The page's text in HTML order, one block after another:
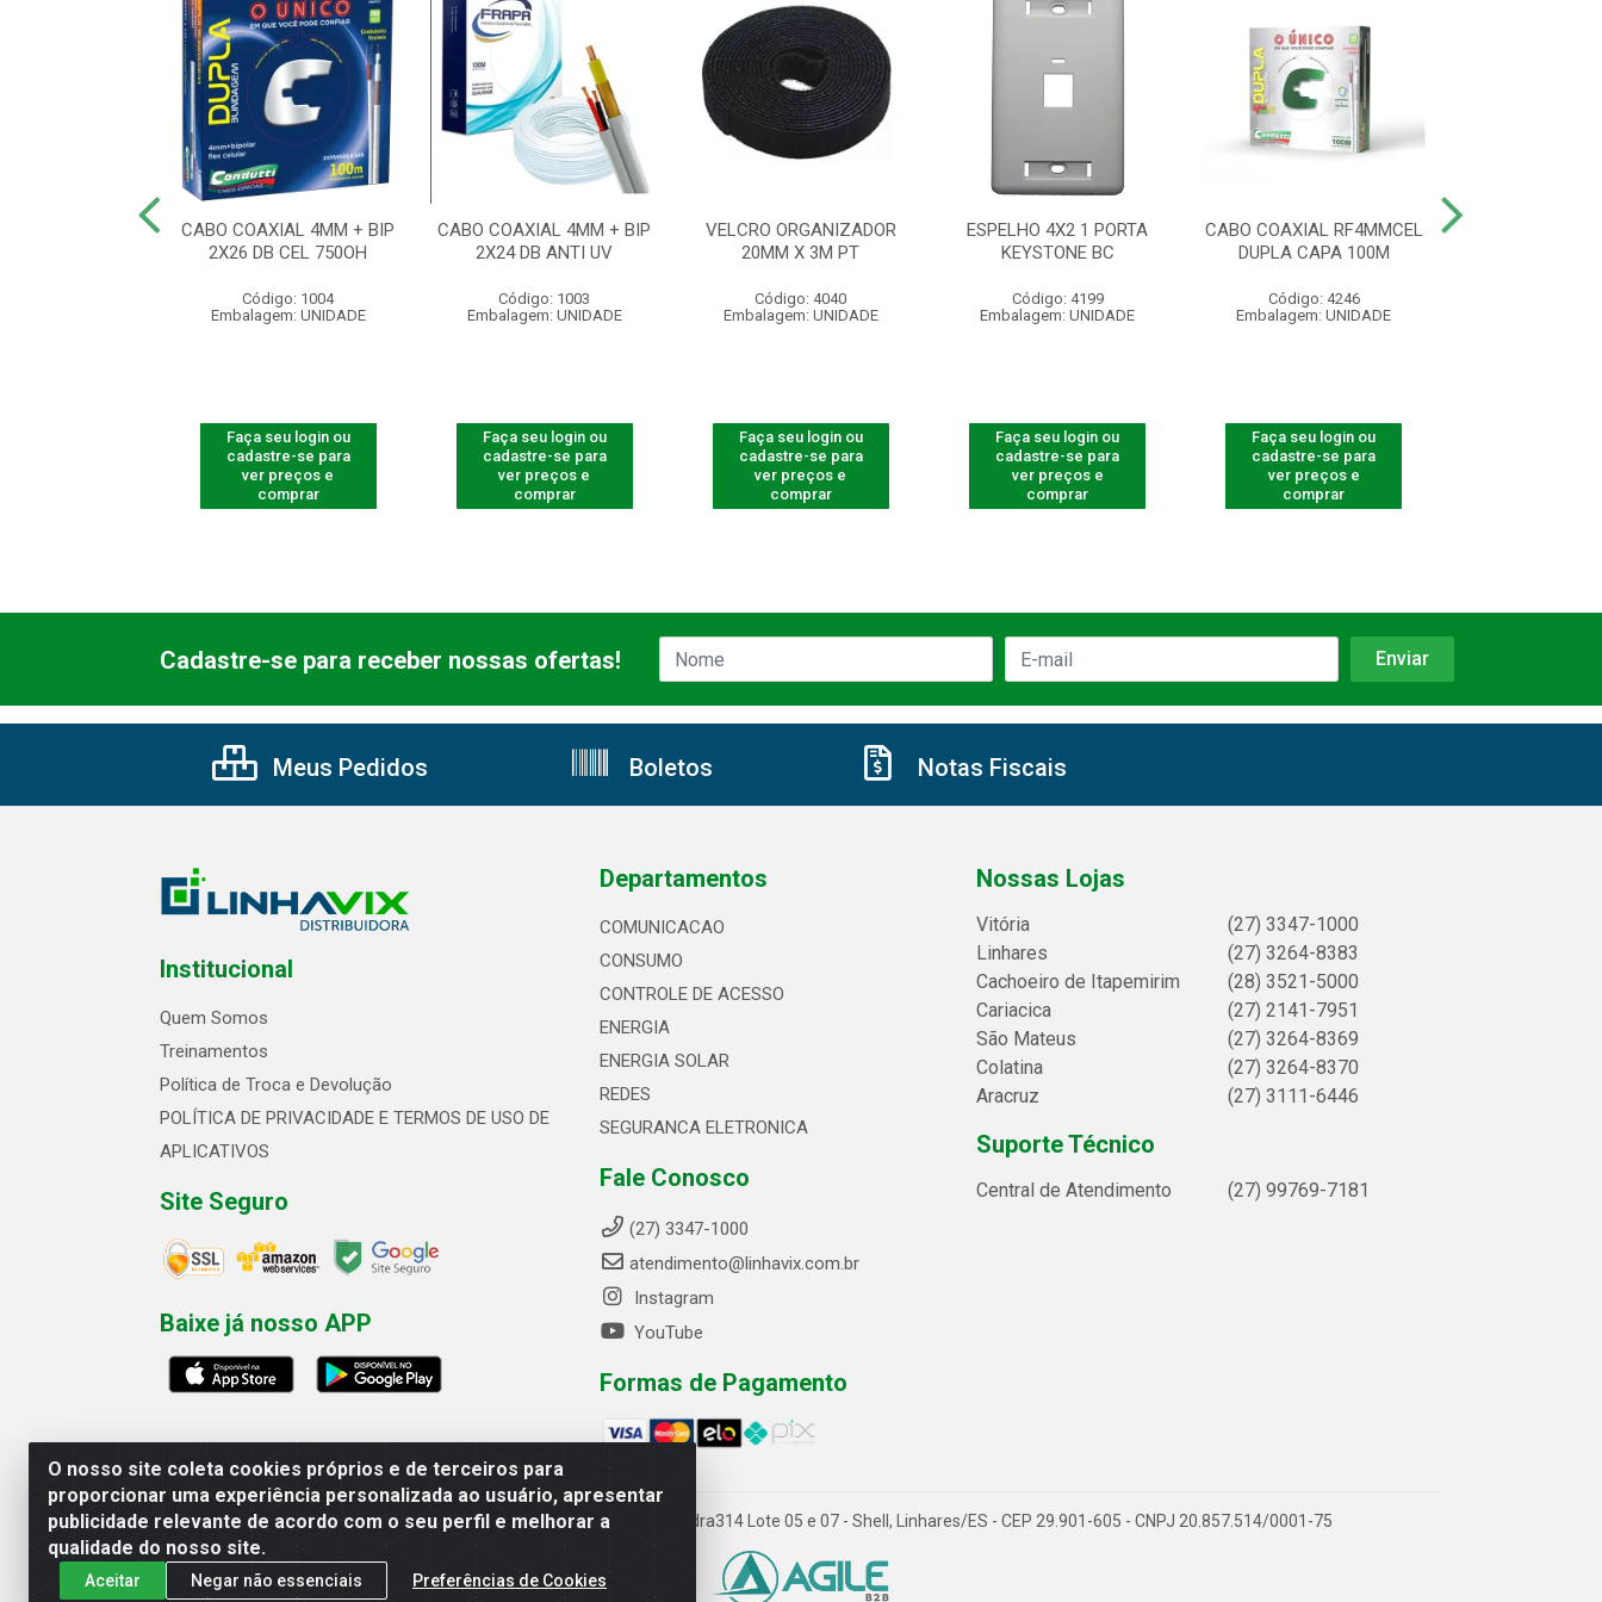
CABO COAXIAL 4MM + BIP
2X26 DB CEL 750OH
Código: 1004
Embalagem: UNIDADE
Faça seu login ou
cadastre-se para
ver preços e
comprar
CABO COAXIAL 4MM + BIP
2X24 DB ANTI UV
Código: 1003
Embalagem: UNIDADE
Faça seu login ou
cadastre-se para
ver preços e
comprar
VELCRO ORGANIZADOR
20MM X 3M PT
Código: 4040
Embalagem: UNIDADE
Faça seu login ou
cadastre-se para
ver preços e
comprar
ESPELHO 4X2 1 PORTA
KEYSTONE BC
Código: 4199
Embalagem: UNIDADE
Faça seu login ou
cadastre-se para
ver preços e
comprar
CABO COAXIAL RF4MMCEL
DUPLA CAPA 100M
Código: 4246
Embalagem: UNIDADE
Faça seu login ou
cadastre-se para
ver preços e
comprar
O nosso site coleta cookies próprios e de terceiros para
proporcionar uma experiência personalizada ao usuário, apresentar
publicidade relevante de acordo com o seu perfil e melhorar a
qualidade do nosso site.
Aceitar Negar não essenciais Preferências de Cookies
Cadastre-se para receber nossas ofertas!
Meus Pedidos Boletos Notas Fiscais
Institucional
Quem Somos
Treinamentos
Política de Troca e Devolução
POLÍTICA DE PRIVACIDADE E TERMOS DE USO DE
APLICATIVOS
Site Seguro
Baixe já nosso APP
Departamentos
COMUNICACAO
CONSUMO
CONTROLE DE ACESSO
ENERGIA
ENERGIA SOLAR
REDES
SEGURANCA ELETRONICA
Fale Conosco
(27) 3347-1000
atendimento@linhavix.com.br
Instagram
YouTube
Formas de Pagamento
Nossas Lojas
Vitória
(27) 3347-1000
Linhares
(27) 3264-8383
Cachoeiro de Itapemirim
(28) 3521-5000
Cariacica
(27) 2141-7951
São Mateus
(27) 3264-8369
Colatina
(27) 3264-8370
Aracruz
(27) 3111-6446
Suporte Técnico
Central de Atendimento (27) 99769-7181
Linhavix Distribuidora LTDA - Avenida Alegre, 2521 - Quadra314 Lote 05 e 07 - Shell, Linhares/ES - CEP 29.901-605 - CNPJ 20.857.514/0001-75